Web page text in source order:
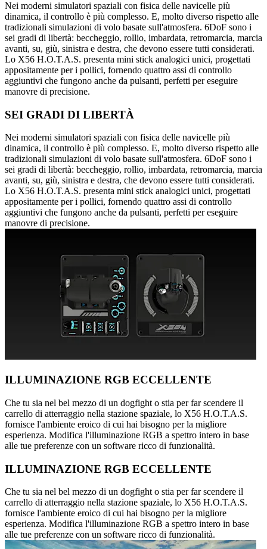
Nei moderni simulatori spaziali con fisica delle navicelle più
dinamica, il controllo è più complesso. E, molto diverso rispetto alle
tradizionali simulazioni di volo basate sull'atmosfera. 6DoF sono i
sei gradi di libertà: beccheggio, rollio, imbardata, retromarcia, marcia
avanti, su, giù, sinistra e destra, che devono essere tutti considerati.
Lo X56 H.O.T.A.S. presenta mini stick analogici unici, progettati
appositamente per i pollici, fornendo quattro assi di controllo
aggiuntivi che fungono anche da pulsanti, perfetti per eseguire
manovre di precisione.
SEI GRADI DI LIBERTÀ
Nei moderni simulatori spaziali con fisica delle navicelle più
dinamica, il controllo è più complesso. E, molto diverso rispetto alle
tradizionali simulazioni di volo basate sull'atmosfera. 6DoF sono i
sei gradi di libertà: beccheggio, rollio, imbardata, retromarcia, marcia
avanti, su, giù, sinistra e destra, che devono essere tutti considerati.
Lo X56 H.O.T.A.S. presenta mini stick analogici unici, progettati
appositamente per i pollici, fornendo quattro assi di controllo
aggiuntivi che fungono anche da pulsanti, perfetti per eseguire
manovre di precisione.
ILLUMINAZIONE RGB ECCELLENTE
Che tu sia nel bel mezzo di un dogfight o stia per far scendere il
carrello di atterraggio nella stazione spaziale, lo X56 H.O.T.A.S.
fornisce l'ambiente eroico di cui hai bisogno per la migliore
esperienza. Modifica l'illuminazione RGB a spettro intero in base
alle tue preferenze con un software ricco di funzionalità.
ILLUMINAZIONE RGB ECCELLENTE
Che tu sia nel bel mezzo di un dogfight o stia per far scendere il
carrello di atterraggio nella stazione spaziale, lo X56 H.O.T.A.S.
fornisce l'ambiente eroico di cui hai bisogno per la migliore
esperienza. Modifica l'illuminazione RGB a spettro intero in base
alle tue preferenze con un software ricco di funzionalità.